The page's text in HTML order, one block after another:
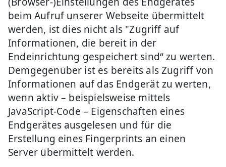
beim Aufruf unserer Webseite übermittelt
werden, ist dies nicht als "Zugriff auf
Informationen, die bereit in der
Endeinrichtung gespeichert sind“ zu werten.
Demgegenüber ist es bereits als Zugriff von
Informationen auf das Endgerät zu werten,
wenn aktiv – beispielsweise mittels
JavaScript-Code – Eigenschaften eines
Endgerätes ausgelesen und für die
Erstellung eines Fingerprints an einen
Server übermittelt werden.